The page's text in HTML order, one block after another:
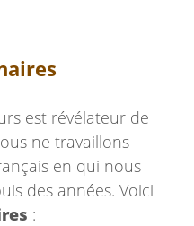
est révélateur de
ne travaillons
en qui nous
des années. Voici
: